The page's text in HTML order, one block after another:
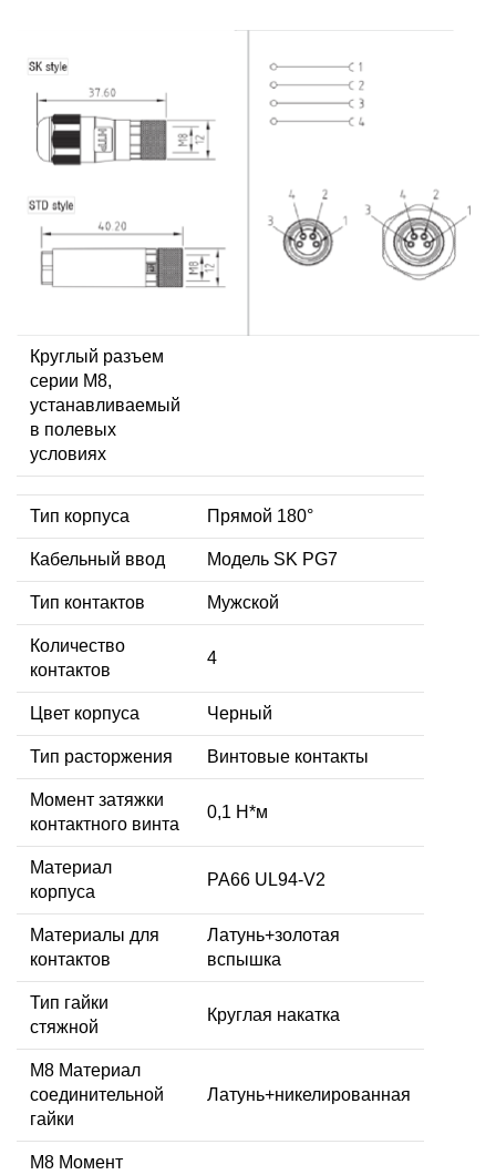
Круглый разъем
серии M8,
устанавливаемый
в полевых
условиях
Тип корпуса Прямой 180°
Кабельный ввод Модель SK PG7
Тип контактов Мужской
Количество
контактов
4
Цвет корпуса Черный
Тип расторжения Винтовые контакты
Момент затяжки
контактного винта
0,1 Н*м
Материал
корпуса
PA66 UL94-V2
Материалы для
контактов
Латунь+золотая
вспышка
Тип гайки
стяжной
Круглая накатка
М8 Материал
соединительной
гайки
Латунь+никелированная
M8 Момент